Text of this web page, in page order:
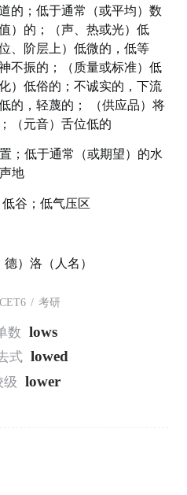
的；低于通常（或平均）数
）的；（声、热或光）低
、阶层上）低微的，低等
不振的；（质量或标准）低
）低俗的；不诚实的，下流
的，轻蔑的； （供应品）将
（元音）舌位低的
；低于通常（或期望）的水
地
谷；低气压区
）洛（人名）
CET6 / 考研
数 lows
式 lowed
级 lower